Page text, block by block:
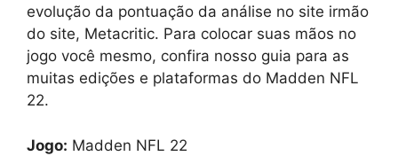
evolução da pontuação da análise no site irmão
do site, Metacritic. Para colocar suas mãos no
jogo você mesmo, confira nosso guia para as
muitas edições e plataformas do Madden NFL
22.
Jogo: Madden NFL 22